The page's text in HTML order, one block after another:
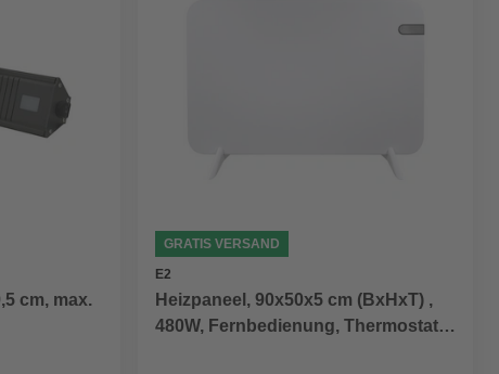
cm, max.
GRATIS VERSAND
E2
Heizpaneel, 90x50x5 cm (BxHxT) ,
480W, Fernbedienung, Thermostat,